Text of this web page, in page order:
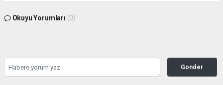
Okuyu Yorumları (0)
Gonder